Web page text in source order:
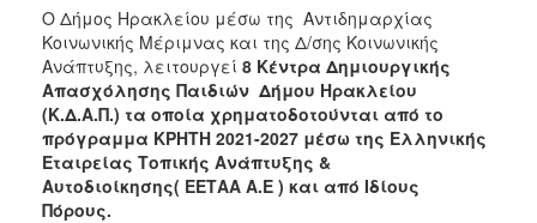
ΠΟΛΙΤΙΣΜΟΣ
ΑΝΘΕΚΤΙΚΗ
ΠΟΛΗ
Ο Δήμος Ηρακλείου μέσω της Αντιδημαρχίας
Κοινωνικής Μέριμνας και της Δ/σης Κοινωνικής
Ανάπτυξης, λειτουργεί 8 Κέντρα Δημιουργικής
Απασχόλησης Παιδιών Δήμου Ηρακλείου
(Κ.Δ.Α.Π.) τα οποία χρηματοδοτούνται από το
πρόγραμμα ΚΡΗΤΗ 2021-2027 μέσω της Ελληνικής
Εταιρείας Τοπικής Ανάπτυξης &
Αυτοδιοίκησης( ΕΕΤΑΑ Α.Ε ) και από Ιδίους
Πόρους.